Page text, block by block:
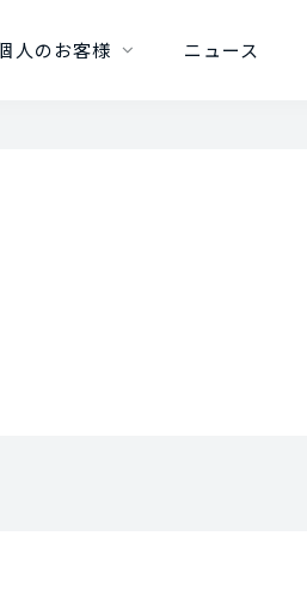
人のお客様 ニュース